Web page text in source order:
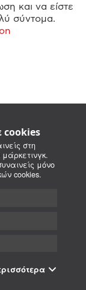
cookies
στη
μάρκετινγκ.
μόνο
cookies.
και να είστε
σύντομα.